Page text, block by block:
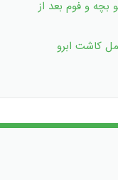
بچه و فوم بعد از
کاشت ابرو